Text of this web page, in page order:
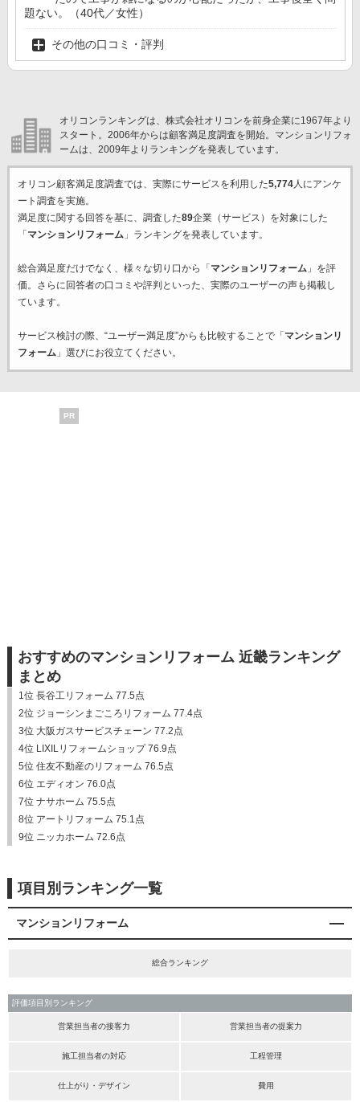
題ない。（40代／女性）
その他の口コミ・評判
オリコンランキングは、株式会社オリコンを前身企業に1967年より
スタート。2006年からは顧客満足度調査を開始。マンションリフォ
ームは、2009年よりランキングを発表しています。
オリコン顧客満足度調査では、実際にサービスを利用した5,774人にアンケ
ート調査を実施。
満足度に関する回答を基に、調査した89企業（サービス）を対象にした
「 マンションリフォーム」ランキングを発表しています。
総合満足度だけでなく、様々な切り口から「 マンションリフォーム」を評
価。さらに回答者の口コミや評判といった、実際のユーザーの声も掲載し
ています。
サービス検討の際、“ユーザー満足度”からも比較することで「 マンションリ
フォーム」選びにお役立てください。
PR
おすすめのマンションリフォーム 近畿ランキング
まとめ
1位 長谷工リフォーム 77.5点
2位 ジョーシンまごころリフォーム 77.4点
3位 大阪ガスサービスチェーン 77.2点
4位 LIXILリフォームショップ 76.9点
5位 住友不動産のリフォーム 76.5点
6位 エディオン 76.0点
7位 ナサホーム 75.5点
8位 アートリフォーム 75.1点
9位 ニッカホーム 72.6点
項目別ランキング一覧
マンションリフォーム
総合ランキング
評価項目別ランキング
営業担当者の接客力 営業担当者の提案力
施工担当者の対応 工程管理
仕上がり・デザイン 費用